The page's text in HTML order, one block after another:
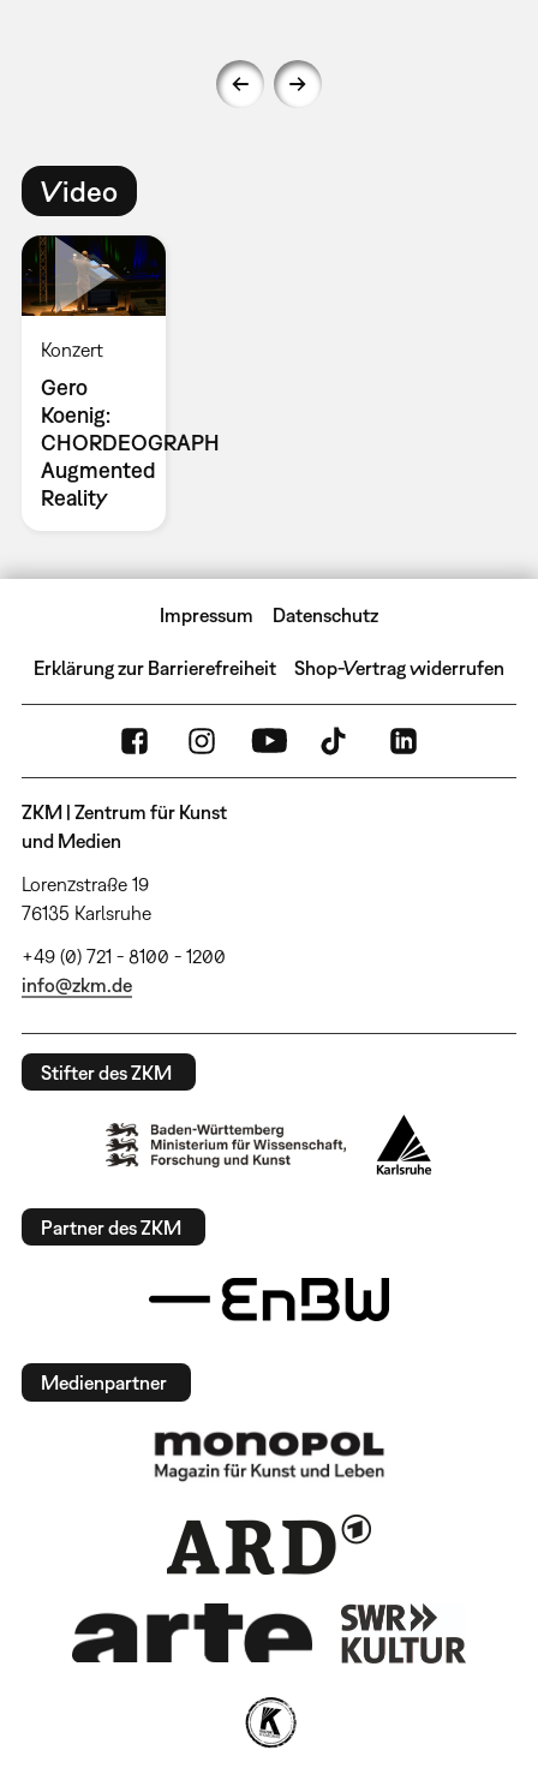
Video
Konzert
Gero
Koenig:
CHORDEOGRAPH
Augmented
Reality
Impressum Datenschutz
Erklärung zur Barrierefreiheit Shop-Vertrag widerrufen
ZKM | Zentrum für Kunst
und Medien
Lorenzstraße 19
76135 Karlsruhe
+49 (0) 721 - 8100 - 1200
info@zkm.de
Stifter des ZKM
Partner des ZKM
Medienpartner